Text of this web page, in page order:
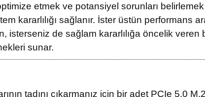
etmek ve potansiyel sorunları
kararlılığı sağlanır. İster üstün performans
isterseniz de sağlam kararlılığa öncelik
sunar.
tadını çıkarmanız için bir adet PCIe 5.0